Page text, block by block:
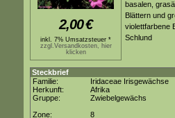
2,00€
inkl. 7% Umsatzsteuer *
zzgl.Versandkosten, hier
klicken
basalen,
Blättern und
violettfarbene
Schlund
Steckbrief
Familie:
Iridaceae Irisgewächse
Herkunft:
Afrika
Gruppe:
Zwiebelgewächs
Zone:
8